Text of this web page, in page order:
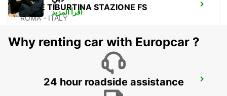
ROME TIBURTINA STAZIONE FS
ROMA - ITALY
ROME VIA TIBURTINA
أقرأ المزيد
Why renting car with Europcar ?
24 hour roadside assistance